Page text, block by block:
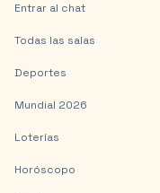
Entrar al chat
Todas las salas
Deportes
Mundial 2026
Loterías
Horóscopo